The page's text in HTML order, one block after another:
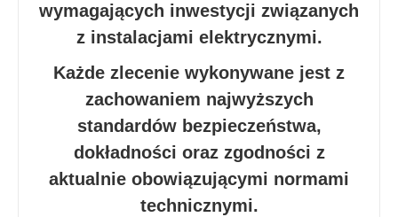
wymagających inwestycji związanych
z instalacjami elektrycznymi.
Każde zlecenie wykonywane jest z
zachowaniem najwyższych
standardów bezpieczeństwa,
dokładności oraz zgodności z
aktualnie obowiązującymi normami
technicznymi.